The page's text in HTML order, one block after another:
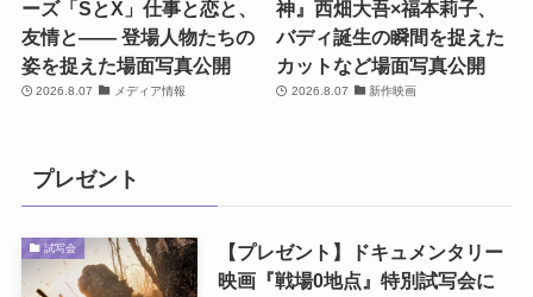
ーズ「SとX」仕事と恋と、
友情と―― 登場人物たちの
姿を捉えた場面写真公開
2026.8.07 メディア情報
神』西畑大吾×福本莉子、
バディ誕生の瞬間を捉えた
カットなど場面写真公開
2026.8.07 新作映画
プレゼント
試写会
【プレゼント】ドキュメンタリー
映画『戦場0地点』特別試写会に